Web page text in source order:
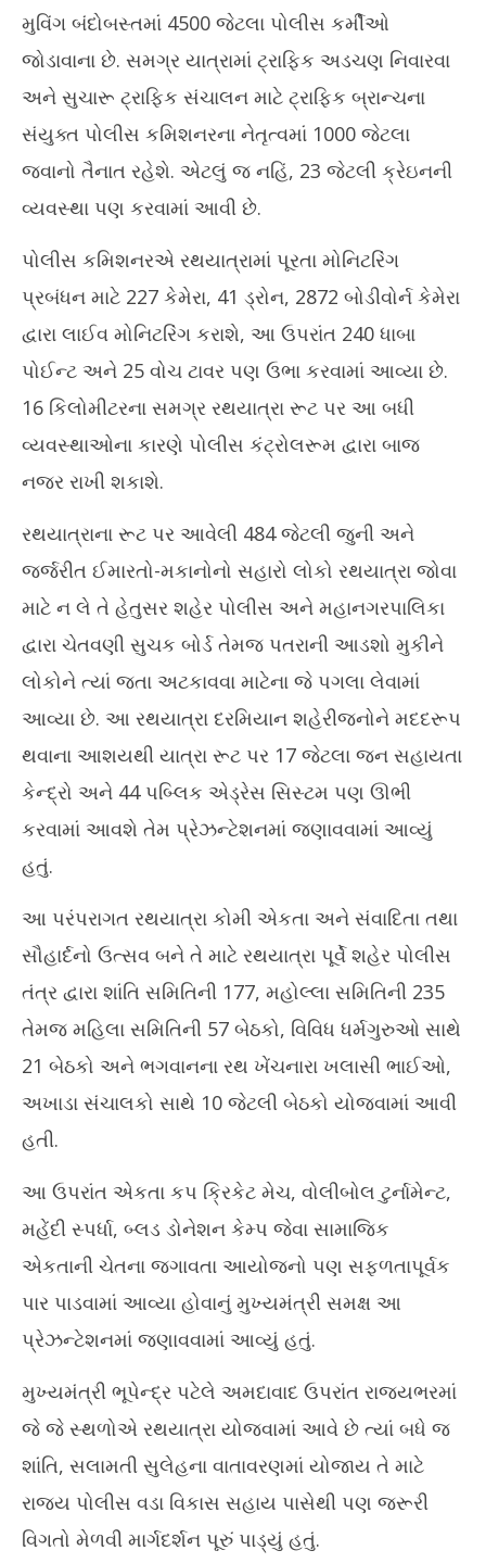
મુવિંગ બંદોબસ્તમાં 4500 જેટલા પોલીસ કર્મીઓ
જોડાવાના છે. સમગ્ર યાત્રામાં ટ્રાફિક અડચણ નિવારવા
અને સુચારૂ ટ્રાફિક સંચાલન માટે ટ્રાફિક બ્રાન્ચના
સંયુક્ત પોલીસ કમિશનરના નેતૃત્વમાં 1000 જેટલા
જવાનો તૈનાત રહેશે. એટલું જ નહિં, 23 જેટલી ક્રેઇનની
વ્યવસ્થા પણ કરવામાં આવી છે.
પોલીસ કમિશનરએ રથયાત્રામાં પૂરતા મોનિટરિંગ
પ્રબંધન માટે 227 કેમેરા, 41 ડ્રોન, 2872 બોડીવોર્ન કેમેરા
દ્વારા લાઈવ મોનિટરિંગ કરાશે, આ ઉપરાંત 240 ધાબા
પોઈન્ટ અને 25 વોચ ટાવર પણ ઉભા કરવામાં આવ્યા છે.
16 કિલોમીટરના સમગ્ર રથયાત્રા રૂટ પર આ બધી
વ્યવસ્થાઓના કારણે પોલીસ કંટ્રોલરૂમ દ્વારા બાજ
નજર રાખી શકાશે.
રથયાત્રાના રૂટ પર આવેલી 484 જેટલી જુની અને
જર્જરીત ઈમારતો-મકાનોનો સહારો લોકો રથયાત્રા જોવા
માટે ન લે તે હેતુસર શહેર પોલીસ અને મહાનગરપાલિકા
દ્વારા ચેતવણી સુચક બોર્ડ તેમજ પતરાની આડશો મુકીને
લોકોને ત્યાં જતા અટકાવવા માટેના જે પગલા લેવામાં
આવ્યા છે. આ રથયાત્રા દરમિયાન શહેરીજનોને મદદરૂપ
થવાના આશયથી યાત્રા રૂટ પર 17 જેટલા જન સહાયતા
કેન્દ્રો અને 44 પબ્લિક એડ્રેસ સિસ્ટમ પણ ઊભી
કરવામાં આવશે તેમ પ્રેઝન્ટેશનમાં જણાવવામાં આવ્યું
હતું.
આ પરંપરાગત રથયાત્રા કોમી એકતા અને સંવાદિતા તથા
સૌહાર્દનો ઉત્સવ બને તે માટે રથયાત્રા પૂર્વે શહેર પોલીસ
તંત્ર દ્વારા શાંતિ સમિતિની 177, મહોલ્લા સમિતિની 235
તેમજ મહિલા સમિતિની 57 બેઠકો, વિવિધ ધર્મગુરુઓ સાથે
21 બેઠકો અને ભગવાનના રથ ખેંચનારા ખલાસી ભાઈઓ,
અખાડા સંચાલકો સાથે 10 જેટલી બેઠકો યોજવામાં આવી
હતી.
આ ઉપરાંત એકતા કપ ક્રિકેટ મેચ, વોલીબોલ ટુર્નામેન્ટ,
મહેંદી સ્પર્ધા, બ્લડ ડોનેશન કેમ્પ જેવા સામાજિક
એકતાની ચેતના જગાવતા આયોજનો પણ સફળતાપૂર્વક
પાર પાડવામાં આવ્યા હોવાનું મુખ્યમંત્રી સમક્ષ આ
પ્રેઝન્ટેશનમાં જણાવવામાં આવ્યું હતું.
મુખ્યમંત્રી ભૂપેન્દ્ર પટેલે અમદાવાદ ઉપરાંત રાજ્યભરમાં
જે જે સ્થળોએ રથયાત્રા યોજવામાં આવે છે ત્યાં બધે જ
શાંતિ, સલામતી સુલેહના વાતાવરણમાં યોજાય તે માટે
રાજ્ય પોલીસ વડા વિકાસ સહાય પાસેથી પણ જરૂરી
વિગતો મેળવી માર્ગદર્શન પૂરું પાડ્યું હતું.